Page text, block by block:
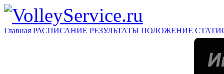
Главная РАСПИСАНИЕ РЕЗУЛЬТАТЫ ПОЛОЖЕНИЕ